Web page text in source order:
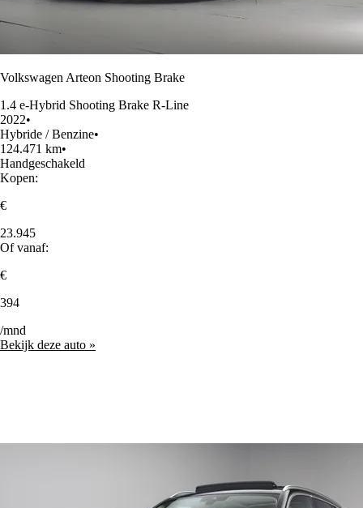
Volkswagen Arteon Shooting Brake
1.4 e-Hybrid Shooting Brake R-Line
2022•
Hybride / Benzine•
124.471 km•
Handgeschakeld
Kopen:
€
23.945
Of vanaf:
€
394
/mnd
Bekijk deze auto »